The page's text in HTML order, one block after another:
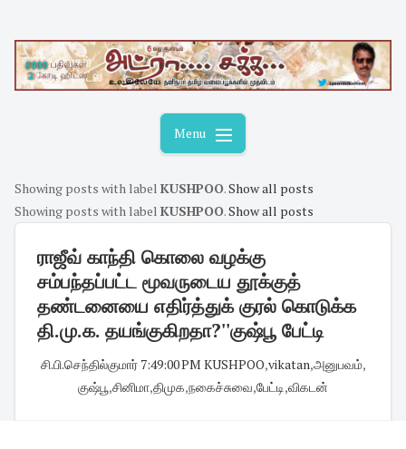
content
Menu
Showing posts with label KUSHPOO.Show all posts
Showing posts with label KUSHPOO.Show all posts
ராஜீவ் காந்தி கொலை வழக்கு
சம்பந்தப்பட்ட மூவருடைய தூக்குத்
தண்டனையை எதிர்த்துக் குரல் கொடுக்க
தி.மு.க. தயங்குகிறதா?''குஷ்பூ பேட்டி
சி.பி.செந்தில்குமார்· 7:49:00 PM KUSHPOO,vikatan,அனுபவம்,
குஷ்பூ,சினிமா,திமுக,நகைச்சுவை,பேட்டி,விகடன்